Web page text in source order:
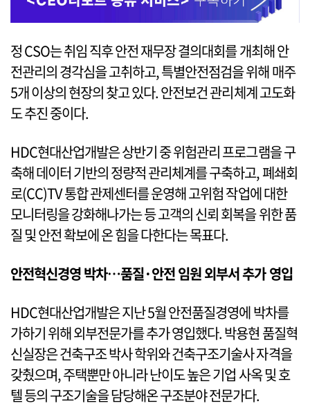
정 CSO는 취임 직후 안전 재무장 결의대회를 개최해 안
전관리의 경각심을 고취하고, 특별안전점검을 위해 매주
5개 이상의 현장의 찾고 있다. 안전보건 관리체계 고도화
도 추진 중이다.
HDC현대산업개발은 상반기 중 위험관리 프로그램을 구
축해 데이터 기반의 정량적 관리체계를 구축하고, 폐쇄회
로(CC)TV 통합 관제센터를 운영해 고위험 작업에 대한
모니터링을 강화해나가는 등 고객의 신뢰 회복을 위한 품
질 및 안전 확보에 온 힘을 다한다는 목표다.
안전혁신경영 박차…품질·안전 임원 외부서 추가 영입
HDC현대산업개발은 지난 5월 안전품질경영에 박차를
가하기 위해 외부전문가를 추가 영입했다. 박용현 품질혁
신실장은 건축구조 박사 학위와 건축구조기술사 자격을
갖췄으며, 주택뿐만 아니라 난이도 높은 기업 사옥 및 호
텔 등의 구조기술을 담당해온 구조분야 전문가다.